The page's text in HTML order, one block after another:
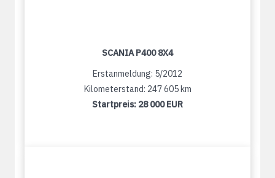
SCANIA P400 8X4
Erstanmeldung: 5/2012
Kilometerstand: 247 605 km
Startpreis: 28 000 EUR